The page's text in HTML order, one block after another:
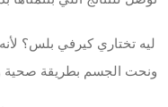
ليه تختاري كيرفي بلس؟
ونحت الجسم بطريقة صحية